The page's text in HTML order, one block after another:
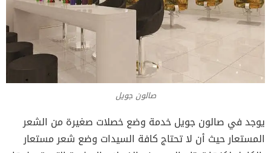
صالون جويل
يوجد في صالون جويل خدمة وضع خصلات صغيرة من الشعر
المستعار حيث أن لا تحتاج كافة السيدات وضع شعر مستعار